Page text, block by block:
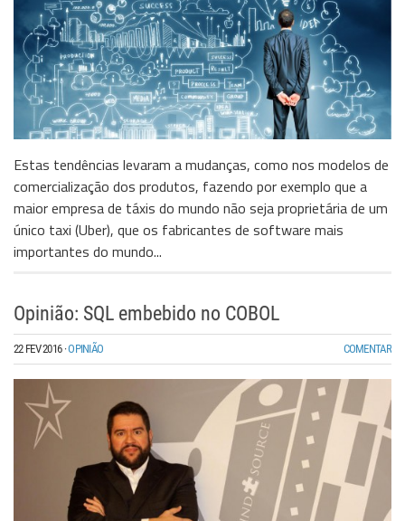
Estas tendências levaram a mudanças, como nos modelos de
comercialização dos produtos, fazendo por exemplo que a
maior empresa de táxis do mundo não seja proprietária de um
único taxi (Uber), que os fabricantes de software mais
importantes do mundo...
Opinião: SQL embebido no COBOL
22 FEV 2016·OPINIÃO COMENTAR